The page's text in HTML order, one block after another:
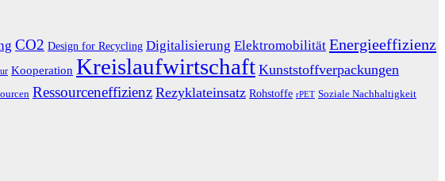
CO2 Design for Recycling Digitalisierung Elektromobilität Energieeffizienz
Kooperation Kreislaufwirtschaft Kunststoffverpackungen
Ressourceneffizienz Rezyklateinsatz Rohstoffe rPET Soziale Nachhaltigkeit